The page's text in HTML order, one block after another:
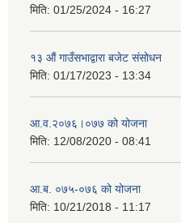
मिति: 01/25/2024 - 16:27
१३ औं गाउँसभाद्वारा बजेट संसोधन
मिति: 01/17/2023 - 13:34
आ‍.व.२०७६।०७७ को योजना
मिति: 12/08/2020 - 08:41
आ.ब. ०७५-०७६ को योजना
मिति: 10/21/2018 - 11:17